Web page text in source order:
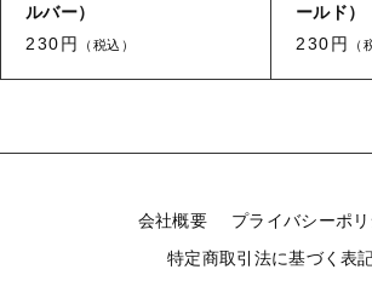
ルバー）
230円
（税込）
ールド）
230円
（
会社概要
プライバシーポ
特定商取引法に基づく表